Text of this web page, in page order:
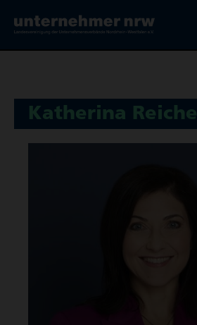
Katherina Reiche